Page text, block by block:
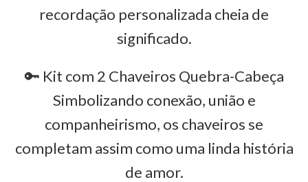
recordação personalizada cheia de
significado.
🔑 Kit com 2 Chaveiros Quebra-Cabeça
Simbolizando conexão, união e
companheirismo, os chaveiros se
completam assim como uma linda história
de amor.